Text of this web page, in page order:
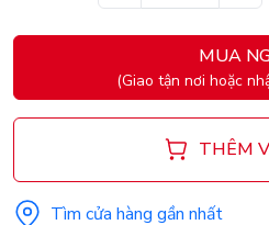
MUA
(Giao tận nơi hoặc
THÊM
Tìm cửa hàng gần nhất